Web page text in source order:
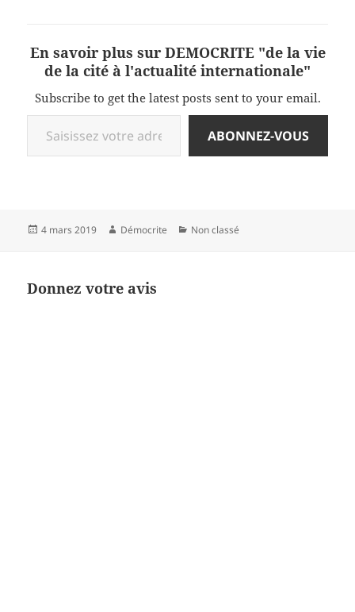
En savoir plus sur DEMOCRITE "de la vie
de la cité à l'actualité internationale"
Subscribe to get the latest posts sent to your email.
Saisissez votre adresse e-mail…
ABONNEZ-VOUS
Publié
4 mars 2019 Auteur
Démocrite Catégories
Non classé
Donnez votre avis